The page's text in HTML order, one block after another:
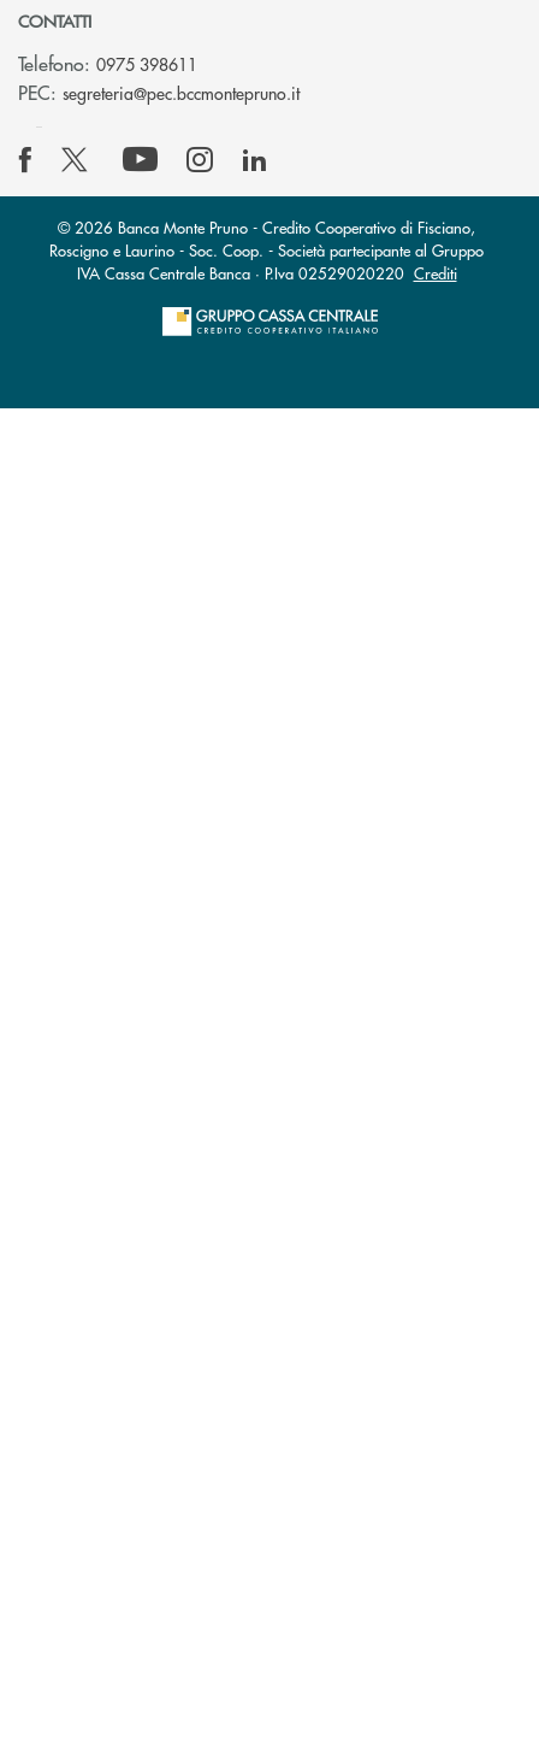
CONTATTI
Telefono: 0975 398611
PEC: segreteria@pec.bccmontepruno.it(si apre l’app di posta
© 2026 Banca Monte Pruno - Credito Cooperativo di Fisciano,
Roscigno e Laurino - Soc. Coop. - Società partecipante al Gruppo
IVA Cassa Centrale Banca · P.Iva 02529020220 Crediti